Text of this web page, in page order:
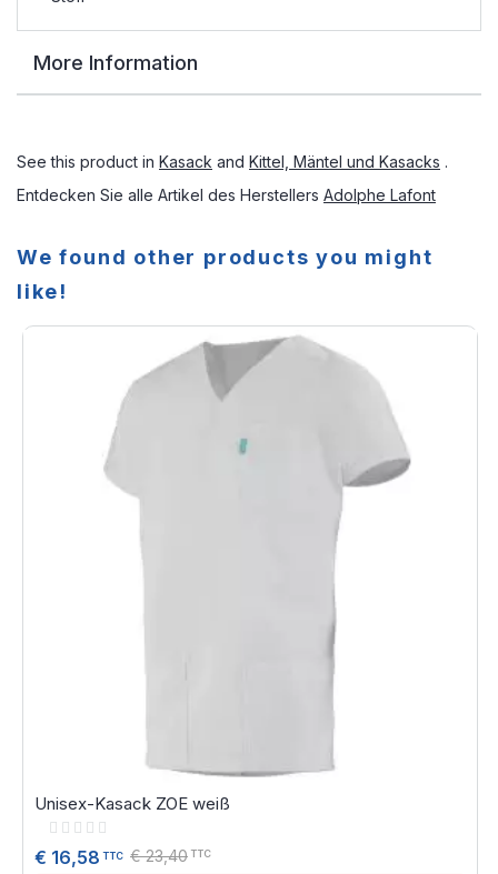
More Information
See this product in Kasack and Kittel, Mäntel und Kasacks .
Entdecken Sie alle Artikel des Herstellers Adolphe Lafont
We found other products you might
like!
Unisex-Kasack ZOE weiß
Rating:
€ 16,58 TTC € 23,40 TTC